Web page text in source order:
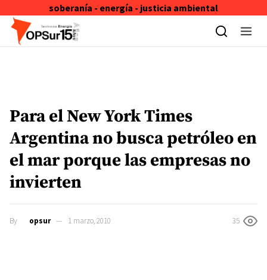
soberanía - energía - justicia ambiental
Skip to content
Para el New York Times
Argentina no busca petróleo en
el mar porque las empresas no
invierten
By opsur 1 marzo, 2010 35